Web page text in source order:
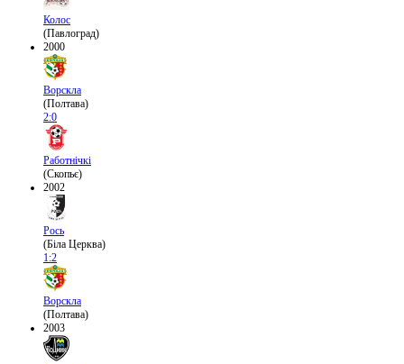
Колос
(Павлоград)
2000
Ворскла
(Полтава)
2:0
Работнічкі
(Скопьє)
2002
Рось
(Біла Церква)
1:2
Ворскла
(Полтава)
2003